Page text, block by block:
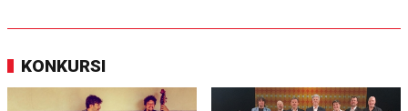
KONKURSI